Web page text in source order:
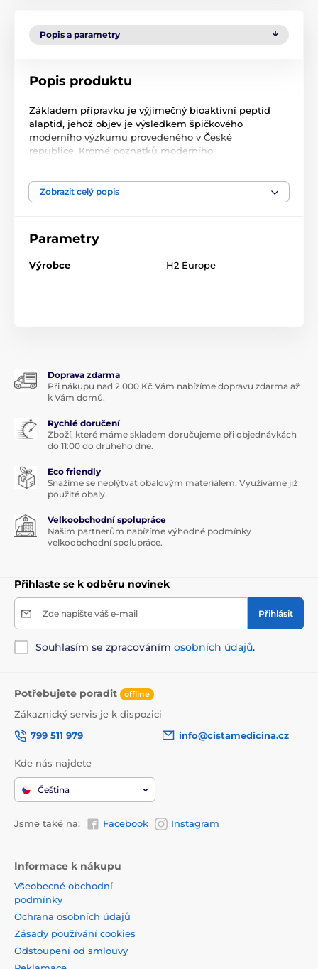
Popis a parametry
Popis produktu
Základem přípravku je výjimečný bioaktivní peptid
alaptid, jehož objev je výsledkem špičkového
moderního výzkumu provedeného v České
republice. Kromě poznatků moderního
léčitelství – divizna, měsíček a jitrocel.
Obsah balení
Zobrazit celý popis
Parametry
Výrobce H2 Europe
Doprava zdarma
Při nákupu nad 2 000 Kč Vám nabízíme dopravu zdarma až
k Vám domů.
Rychlé doručení
Zboží, které máme skladem doručujeme při objednávkách
do 11:00 do druhého dne.
Eco friendly
Snažíme se neplýtvat obalovým materiálem. Využíváme již
použité obaly.
Velkoobchodní spolupráce
Našim partnerům nabízíme výhodné podmínky
velkoobchodní spolupráce.
Přihlaste se k odběru novinek
Zde napište váš e-mail Přihlásit
Souhlasím se zpracováním osobních údajů.
Potřebujete poradit offline
Zákaznický servis je k dispozici
799 511 979
info@cistamedicina.cz
Kde nás najdete
Čeština
Jsme také na: Facebook Instagram
Informace k nákupu
Všeobecné obchodní
podmínky
Ochrana osobních údajů
Zásady používání cookies
Odstoupení od smlouvy